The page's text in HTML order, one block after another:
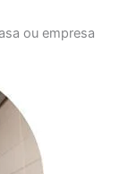
ou empresa